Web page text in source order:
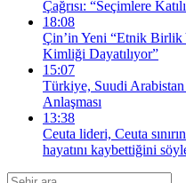
Çağrısı: “Seçimlere
18:08
Çin’in Yeni “Etnik Birlik
Kimliği Dayatılıyor”
15:07
Türkiye, Suudi Arabistan
Anlaşması
13:38
Ceuta lideri, Ceuta
hayatını kaybettiğini